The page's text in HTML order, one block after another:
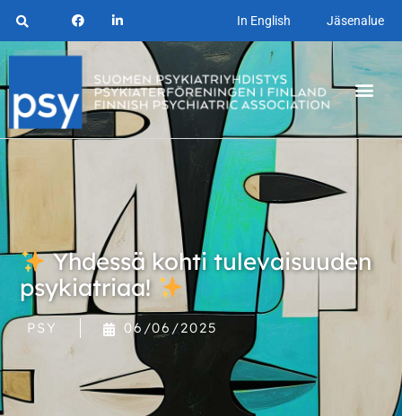
In English Jäsenalue
Yhdessä kohti tulevaisuuden
psykiatriaa!
PSY 06/06/2025